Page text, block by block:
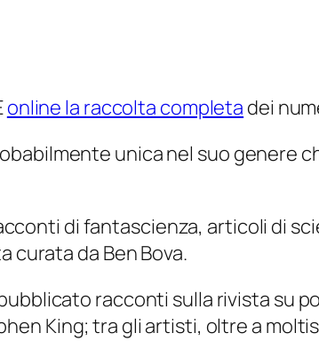
online la raccolta completa dei
unica nel suo genere
di fantascienza, articoli di
curata da Ben Bova.
racconti sulla rivista su
King; tra gli artisti, oltre a